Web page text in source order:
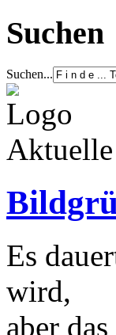
Suchen
Suchen...
Es
wird,
aber